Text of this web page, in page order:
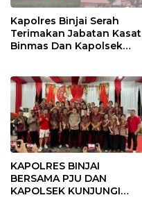
Kapolres Binjai Serah
Terimakan Jabatan Kasat
Binmas Dan Kapolsek
KAPOLRES BINJAI
BERSAMA PJU DAN
KAPOLSEK KUNJUNGI